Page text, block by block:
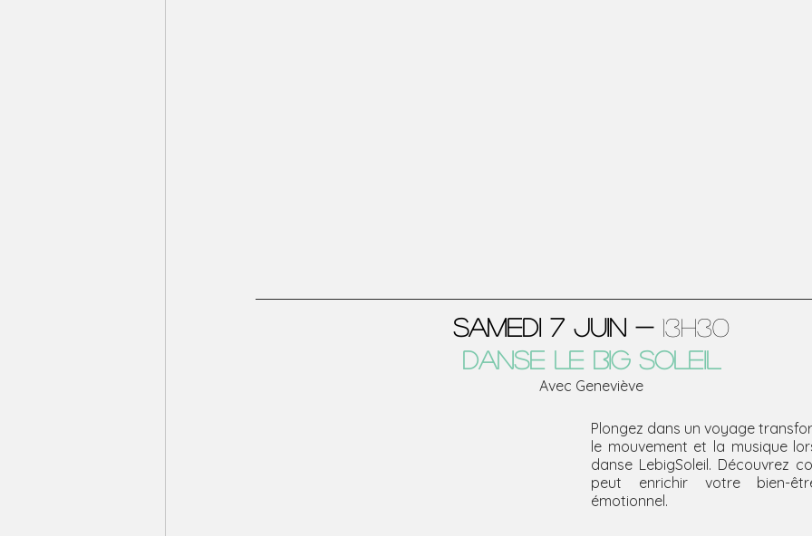
SAMEDI 7 JUIN - 13h30
DANSE LE BIG SOLEIL
Avec Geneviève
Plongez dans un voyage
le mouvement et la musique
danse LebigSoleil. Découvrez
peut enrichir votre bien-
émotionnel.